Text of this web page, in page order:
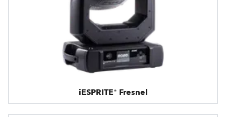
iESPRITE® Fresnel